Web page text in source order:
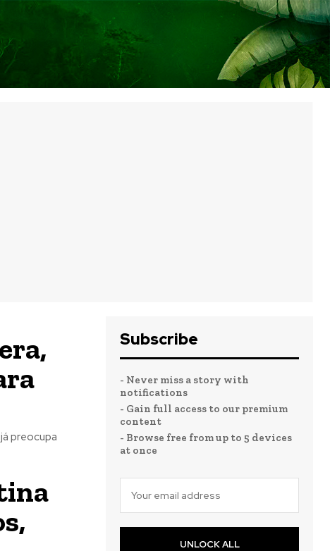
preocupa
Subscribe
- Never miss a story with
notifications
- Gain full access to our premium
content
- Browse free from up to 5 devices
at once
UNLOCK ALL